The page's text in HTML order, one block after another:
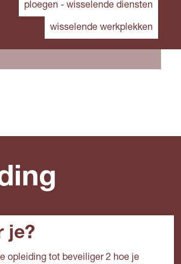
ploegen - wisselende diensten
wisselende werkplekken
je?
opleiding tot beveiliger 2 hoe je